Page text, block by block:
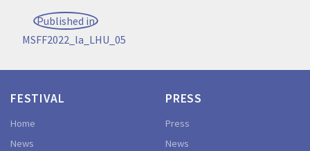
Post
navigation
Published in
MSFF2022_la_LHU_05
FESTIVAL
Home
News
PRESS
Press
News